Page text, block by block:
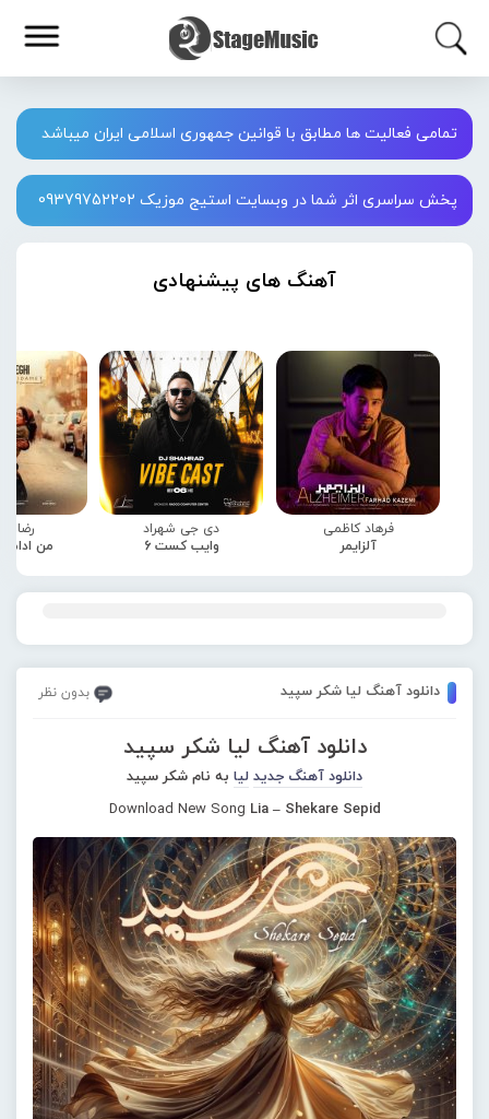
تمامی فعالیت ها مطابق با قوانین جمهوری اسلامی ایران میباشد
پخش سراسری اثر شما در وبسایت استیج موزیک 09379752202
آهنگ های پیشنهادی
فرهاد کاظمی
آلزایمر
دی جی شهراد
وایب کست 6
رضا
من
دانلود آهنگ لیا شکر سپید بدون نظر
دانلود آهنگ لیا شکر سپید
دانلود آهنگ جدید لیا به نام شکر سپید
Download New Song Lia – Shekare Sepid